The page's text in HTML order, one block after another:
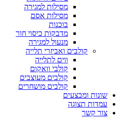
מסילות למגירה
מסילות אסם
בוכנות
מדבקות כיסוי חור
מנעול למגירה
קולבים ואביזרי תלייה
ווים לתלייה
קולבי וואקום
קולבים מעוצבים
קולבים מושחרים
שונות ומבצעים
עמדות תצוגה
צור קשר